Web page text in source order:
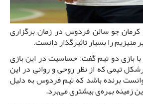
جو سالن فردوس در زمان برگزاری
منیزیم را بسیار تاثیرگذار دانست.
بازی دو تیم گفت: حساسیت در این بازی
تیمی که از نظر روحی و روانی در این
برنده باشد که تیم فردوس به دلیل
زمینه بهره‌ی بیشتری می‌برد.